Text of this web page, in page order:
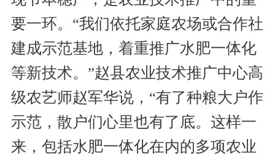
要一环。“我们依托家庭农场或合作社
建成示范基地，着重推广水肥一体化
等新技术。”赵县农业技术推广中心高
级农艺师赵军华说，“有了种粮大户作
示范，散户们心里也有了底。这样一
来，包括水肥一体化在内的多项农业